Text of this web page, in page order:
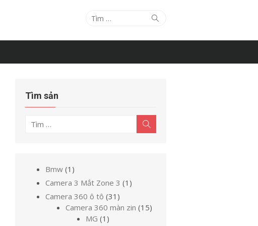
Tìm
quả
Tìm
Tìm sản
Tìm
kiếm
Bmw 1 1
sản
Camera 3 Mắt Zone 3 1 1
phẩm
Camera 360 ô tô 31 31
sản
Camera 360 màn zin 1515
MG 1 1